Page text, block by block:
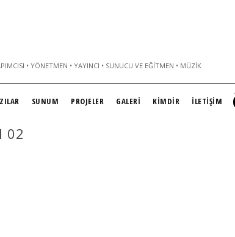
• YÖNETMEN • YAYINCI • SUNUCU VE EĞITMEN • MÜZIK
SUNUM PROJELER GALERİ KİMDİR İLETİŞİM
02